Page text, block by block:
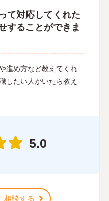
て対応してくれた
することができま
進め方など教えてくれ
したい人がいたら教え
5.0
相談する